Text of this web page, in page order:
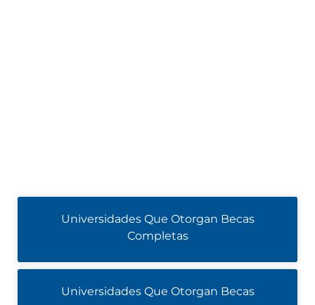
Universidades Que Otorgan Becas
Completas
Universidades Que Otorgan Becas